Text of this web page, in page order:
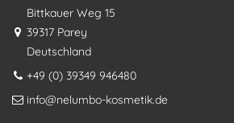
Bittkauer Weg 15
39317 Parey
Deutschland
+49 (0) 39349 946480
info@nelumbo-kosmetik.de